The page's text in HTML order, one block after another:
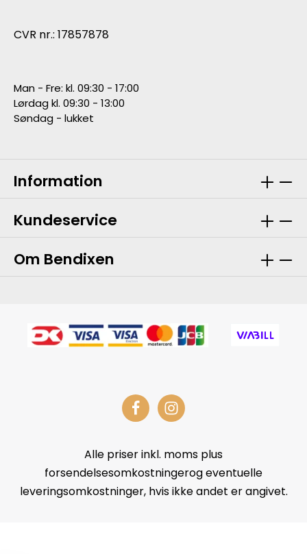
CVR nr.: 17857878
Man - Fre: kl. 09:30 - 17:00
Lørdag kl. 09:30 - 13:00
Søndag - lukket
Information
Kundeservice
Om Bendixen
Alle priser inkl. moms plus
forsendelsesomkostningerog eventuelle
leveringsomkostninger, hvis ikke andet er angivet.